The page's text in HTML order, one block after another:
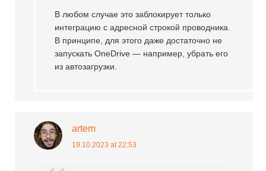
В любом случае это заблокирует только
интеграцию с адресной строкой проводника.
В принципе, для этого даже достаточно не
запускать OneDrive — например, убрать его
из автозагрузки.
artem
19.10.2023 at 22:53